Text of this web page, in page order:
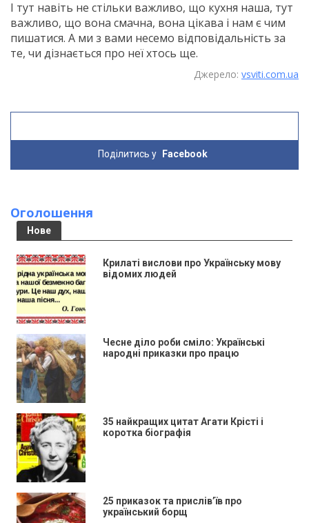
І тут навіть не стільки важливо, що кухня наша, тут
важливо, що вона смачна, вона цікава і нам є чим
пишатися. А ми з вами несемо відповідальність за
те, чи дізнається про неї хтось ще.
Джерело: vsviti.com.ua
Поділитись у Facebook
Оголошення
Нове
Крилаті вислови про Українську мову
відомих людей
Чесне діло роби сміло: Українські
народні приказки про працю
35 найкращих цитат Агати Крісті і
коротка біографія
25 приказок та прислів’їв про
український борщ